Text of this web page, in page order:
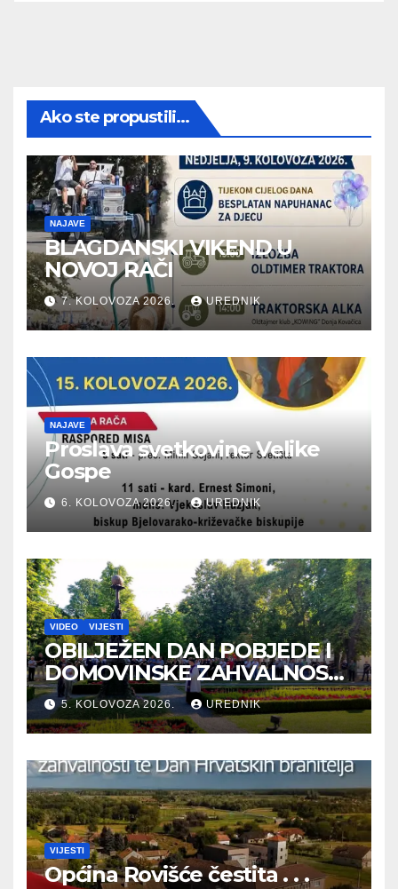
Ako ste propustili...
NAJAVE
BLAGDANSKI VIKEND U
NOVOJ RAČI
7. KOLOVOZA 2026. UREDNIK
NAJAVE
Proslava svetkovine Velike
Gospe
6. KOLOVOZA 2026. UREDNIK
VIDEO VIJESTI
OBILJEŽEN DAN POBJEDE I
DOMOVINSKE ZAHVALNOSTI
TE DAN HRVATSKIH
BRANITELJA
5. KOLOVOZA 2026. UREDNIK
VIJESTI
Općina Rovišće čestita . . .